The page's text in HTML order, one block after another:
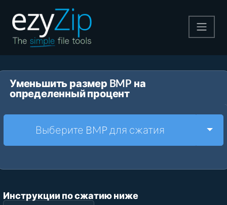
Pаспаковывайте
Другие инструменты
Уменьшить размер BMP на
определенный процент
Выберите BMP для сжатия
Инструкции по сжатию ниже